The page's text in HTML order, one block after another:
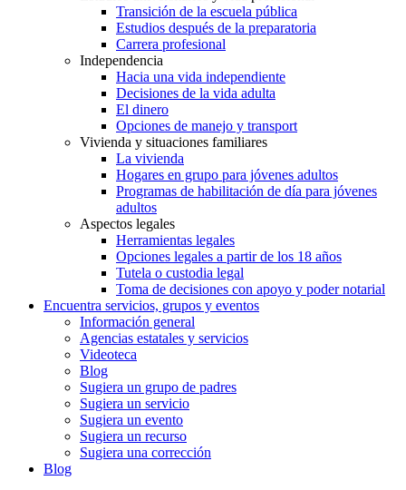
Transición de la escuela pública
Estudios después de la preparatoria
Carrera profesional
Independencia
Hacia una vida independiente
Decisiones de la vida adulta
El dinero
Opciones de manejo y transport
Vivienda y situaciones familiares
La vivienda
Hogares en grupo para jóvenes adultos
Programas de habilitación de día para jóvenes
adultos
Aspectos legales
Herramientas legales
Opciones legales a partir de los 18 años
Tutela o custodia legal
Toma de decisiones con apoyo y poder notarial
Encuentra servicios, grupos y eventos
Información general
Agencias estatales y servicios
Videoteca
Blog
Sugiera un grupo de padres
Sugiera un servicio
Sugiera un evento
Sugiera un recurso
Sugiera una corrección
Blog